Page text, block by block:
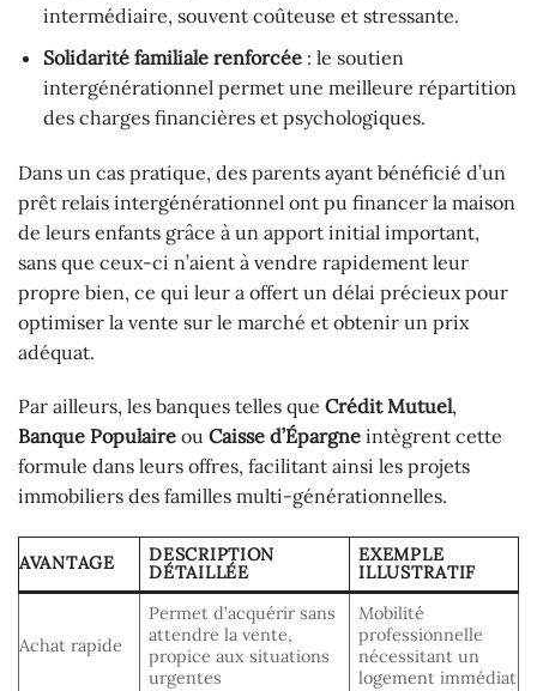
intermédiaire, souvent coûteuse et stressante.
Solidarité familiale renforcée: le soutien
intergénérationnel permet une meilleure répartition
des charges financières et psychologiques.
Dans un cas pratique, des parents ayant bénéficié d’un
prêt relais intergénérationnel ont pu financer la maison
de leurs enfants grâce à un apport initial important,
sans que ceux-ci n’aient à vendre rapidement leur
propre bien, ce qui leur a offert un délai précieux pour
optimiser la vente sur le marché et obtenir un prix
adéquat.
Par ailleurs, les banques telles que Crédit Mutuel,
Banque Populaire ou Caisse d’Épargne intègrent cette
formule dans leurs offres, facilitant ainsi les projets
immobiliers des familles multi-générationnelles.
AVANTAGE
DESCRIPTION
DÉTAILLÉE
EXEMPLE
ILLUSTRATIF
Achat rapide
Permet d’acquérir sans
attendre la vente,
propice aux situations
urgentes
Mobilité
professionnelle
nécessitant un
logement immédiat